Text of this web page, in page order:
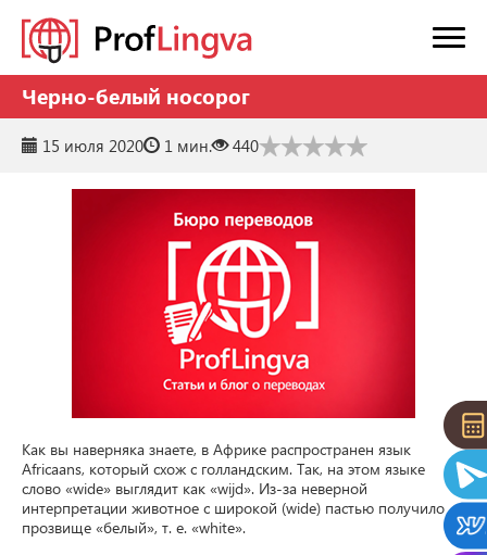
Черно-белый носорог
15 июля 2020 1 мин. 440
Как вы наверняка знаете, в Африке распространен язык
Africaans, который схож с голландским. Так, на этом языке
слово «wide» выглядит как «wijd». Из-за неверной
интерпретации животное с широкой (wide) пастью получило
прозвище «белый», т. е. «white».